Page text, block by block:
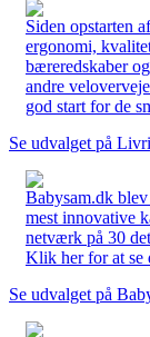
Siden opstarten
ergonomi,
bæreredskaber
andre
god start for de
Se udvalget på
Babysam.dk
mest innovative
netværk på 30
Klik her for at se
Se udvalget på